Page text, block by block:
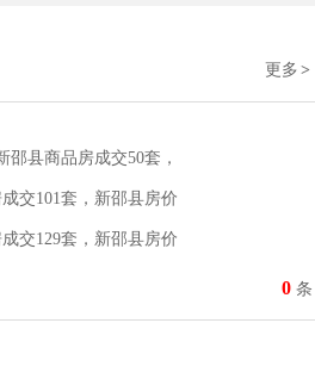
更多 >
邵县商品房成交50套，
交101套，新邵县房价
交129套，新邵县房价
0 条